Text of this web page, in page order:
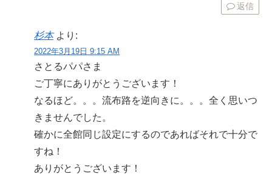
返信
杉本 より:
2022年3月19日 9:15 AM
さとるパパさま
ご丁寧にありがとうございます！
なるほど。。。流布路を逆向きに。。。全く思いつ
きませんでした。
確かに全館同じ設定にするのであればそれで十分で
すね！
ありがとうございます！